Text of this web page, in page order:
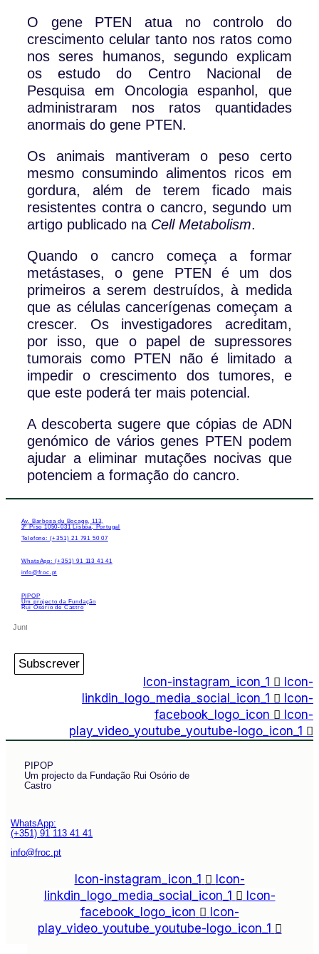
O gene PTEN atua no controlo do
crescimento celular tanto nos ratos como
nos seres humanos, segundo explicam
os estudo do Centro Nacional de
Pesquisa em Oncologia espanhol, que
administraram nos ratos quantidades
anormais do gene PTEN.
Os animais mantiveram o peso certo
mesmo consumindo alimentos ricos em
gordura, além de terem ficado mais
resistentes contra o cancro, segundo um
artigo publicado na Cell Metabolism.
Quando o cancro começa a formar
metástases, o gene PTEN é um dos
primeiros a serem destruídos, à medida
que as células cancerígenas começam a
crescer. Os investigadores acreditam,
por isso, que o papel de supressores
tumorais como PTEN não é limitado a
impedir o crescimento dos tumores, e
que este poderá ter mais potencial.
A descoberta sugere que cópias de ADN
genómico de vários genes PTEN podem
ajudar a eliminar mutações nocivas que
potenciem a formação do cancro.
Av. Barbosa du Bocage, 113,
3º Piso 1050-031 Lisboa, Portugal
Telefone: (+351) 21 791 50 07
WhatsApp: (+351) 91 113 41 41
info@froc.pt
PIPOP
Um projecto da Fundação
Rui Osório de Castro
Subscrever
Icon-instagram_icon_1
Icon-
linkdin_logo_media_social_icon_1
Icon-
facebook_logo_icon
Icon-
play_video_youtube_youtube-logo_icon_1
PIPOP
Um projecto da Fundação Rui Osório de
Castro
WhatsApp:
(+351) 91 113 41 41
info@froc.pt
Icon-instagram_icon_1
Icon-
linkdin_logo_media_social_icon_1
Icon-
facebook_logo_icon
Icon-
play_video_youtube_youtube-logo_icon_1